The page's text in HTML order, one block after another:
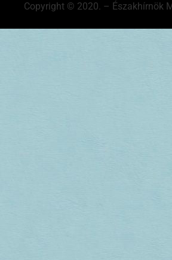
Copyright © 2020. – Északhírnök